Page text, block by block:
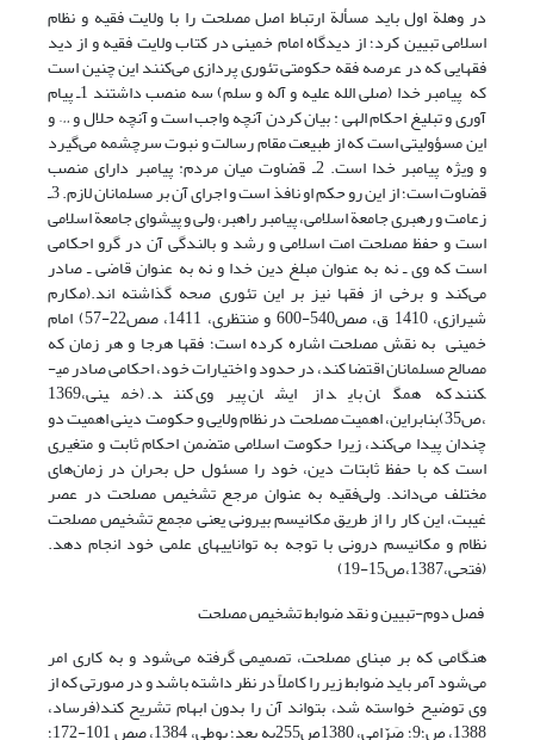
در وهلة اول باید مسألة ارتباط اصل مصلحت را با ولایت فقیه و نظام
اسلامی تبیین کرد؛ از دیدگاه امام خمینی در کتاب ولایت فقیه و از دید
فقهایی که در عرصه فقه حکومتی تئوری پردازی می‌کنند این چنین است
که پیامبر خدا (صلی الله علیه و آله و سلم) سه منصب داشتند 1ـ پیام
آوری و تبلیغ احکام الهی : بیان کردن آنچه واجب است و آنچه حلال و … و
این مسؤولیتی است که از طبیعت مقام رسالت و نبوت سرچشمه می‌گیرد
و ویژه پیامبر خدا است. 2ـ قضاوت میان مردم: پیامبر دارای منصب
قضاوت است؛ از این رو حکم او نافذ است و اجرای آن بر مسلمانان لازم. 3ـ
زعامت و رهبری جامعة اسلامی، پیامبر راهبر، ولی و پیشوای جامعة اسلامی
است و حفظ مصلحت امت اسلامی و رشد و بالندگی آن در گرو احکامی
است که وی ـ نه به عنوان مبلغ دین خدا و نه به عنوان قاضی ـ صادر
می‌کند و برخی از فقها نیز بر این تئوری صحه گذاشته اند.(مکارم
شیرازی، 1410 ق، صص540-600 و منتظری، 1411، صص22-57) امام
خمینی به نقش مصلحت اشاره کرده است؛ فقها هرجا و هر زمان که
مصالح مسلمانان اقتضا کند، در حدود و اختیارات خود، احکامی صادر می­
کنند که همگان باید از ایشان پیروی کنند. (خمینی،1369
،ص35)بنابراین، اهمیت مصلحت در نظام ولایی و حکومت دینی اهمیت دو
چندان پیدا می‌کند، زیرا حکومت اسلامی متضمن احکام ثابت و متغیری
است که با حفظ ثابتات دین، خود را مسئول حل بحران در زمان‌های
مختلف می‌داند. ولی‌فقیه به عنوان مرجع تشخیص مصلحت در عصر
غیبت، این کار را از طریق مکانیسم بیرونی یعنی مجمع تشخیص مصلحت
نظام و مکانیسم درونی با توجه به توانایی­های علمی خود انجام دهد.
(فتحی،1387،ص15-19)
فصل دوم-تبیین و نقد ضوابط تشخیص مصلحت
هنگامی که بر مبنای مصلحت، تصمیمی گرفته می‌شود و به کاری امر
می‌شود آمر باید ضوابط زیر را کاملاً در نظر داشته باشد و در صورتی که از
وی توضیح خواسته شد، بتواند آن را بدون ابهام تشریح کند(فرساد،
1388، ص؛9؛ صَرّامی، 1380ص255به بعد؛ بوطی، 1384، صص 101-172؛